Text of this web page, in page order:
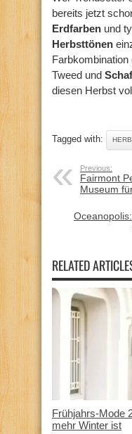
bereits jetzt
Erdfarben und
Herbsttönen
Farbkombination
Tweed und
diesen Herbst
Tagged with:
Previous:
Fairmont
Museum
RELATED
Frühjahrs-Mode
mehr Winter ist